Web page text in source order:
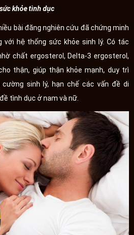
khỏe tình dục
bài đăng nghiên cứu đã chứng minh
với hệ thống sức khỏe sinh lý. Có tác
chất ergosterol, Delta-3 ergosterol,
thận, giúp thận khỏe mạnh, duy trì
sinh lý, hạn chế các vấn đề di
tình dục ở nam và nữ.